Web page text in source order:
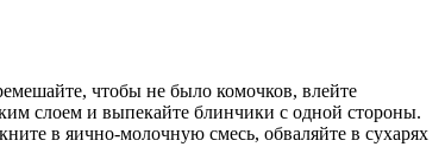
чтобы не было комочков, влейте
слоем и выпекайте блинчики с одной стороны.
в яично-молочную смесь, обваляйте в сухарях